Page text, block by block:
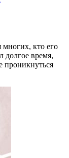
многих, кто его
долгое время,
проникнуться